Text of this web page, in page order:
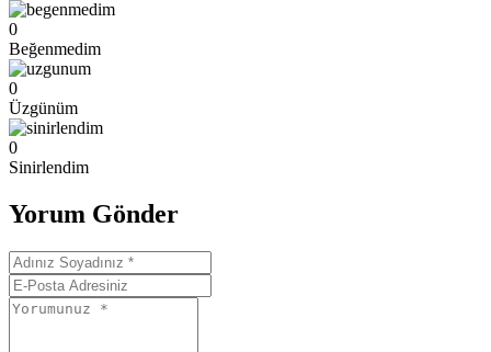
0
Beğenmedim
0
Üzgünüm
0
Sinirlendim
Yorum Gönder